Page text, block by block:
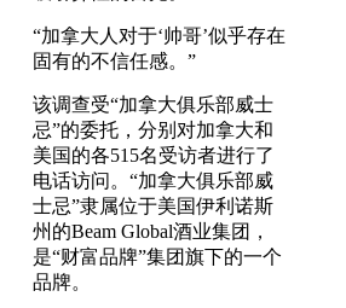
“加拿大人对于‘帅哥’似乎存在
固有的不信任感。”
该调查受“加拿大俱乐部威士
忌”的委托，分别对加拿大和
美国的各515名受访者进行了
电话访问。“加拿大俱乐部威
士忌”隶属位于美国伊利诺斯
州的Beam Global酒业集团，
是“财富品牌”集团旗下的一个
品牌。